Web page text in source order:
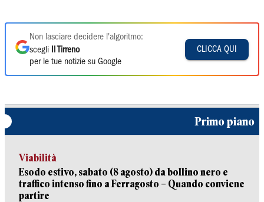
Non lasciare decidere l'algoritmo:
scegli
Il Tirreno
per le tue notizie su Google
CLICCA QUI
Primo piano
Viabilità
Esodo estivo, sabato (8 agosto) da bollino nero e
traffico intenso fino a Ferragosto – Quando conviene
partire